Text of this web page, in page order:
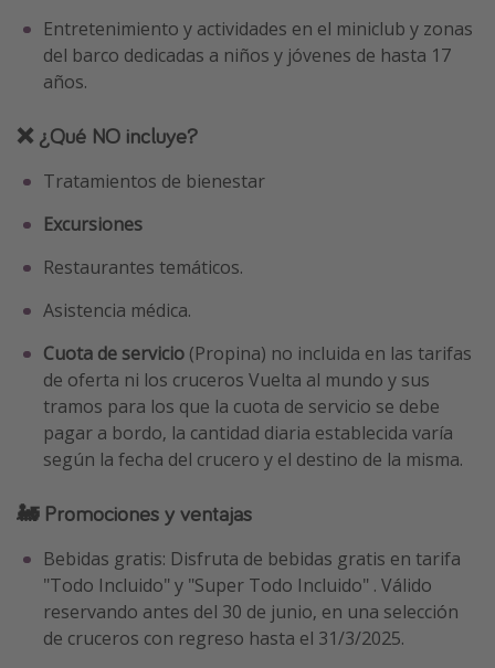
Entretenimiento y actividades en el miniclub y zonas
del barco dedicadas a niños y jóvenes de hasta 17
años.
❌ ¿Qué NO incluye?
Tratamientos de bienestar
Excursiones
Restaurantes temáticos.
Asistencia médica.
Cuota de servicio (Propina) no incluida en las tarifas
de oferta ni los cruceros Vuelta al mundo y sus
tramos para los que la cuota de servicio se debe
pagar a bordo, la cantidad diaria establecida varía
según la fecha del crucero y el destino de la misma.
🚂 Promociones y ventajas
Bebidas gratis: Disfruta de bebidas gratis en tarifa
"Todo Incluido" y "Super Todo Incluido" . Válido
reservando antes del 30 de junio, en una selección
de cruceros con regreso hasta el 31/3/2025.